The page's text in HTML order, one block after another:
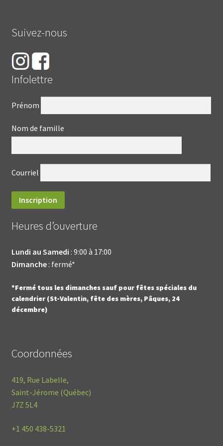
Suivez-nous
Infolettre
Prénom
Nom de famille
Courriel
Heures d’ouverture
Lundi au Samedi : 9:00 à 17:00
Dimanche: fermé*
*Fermé tous les dimanches sauf pour fêtes spéciales du
calendrier (St-Valentin, fête des mères, Pâques, 24
décembre)
Coordonnées
419, Rue Labelle,
Saint-Jérome (Québec)
J7Z 5L4
+1 450 438-5321